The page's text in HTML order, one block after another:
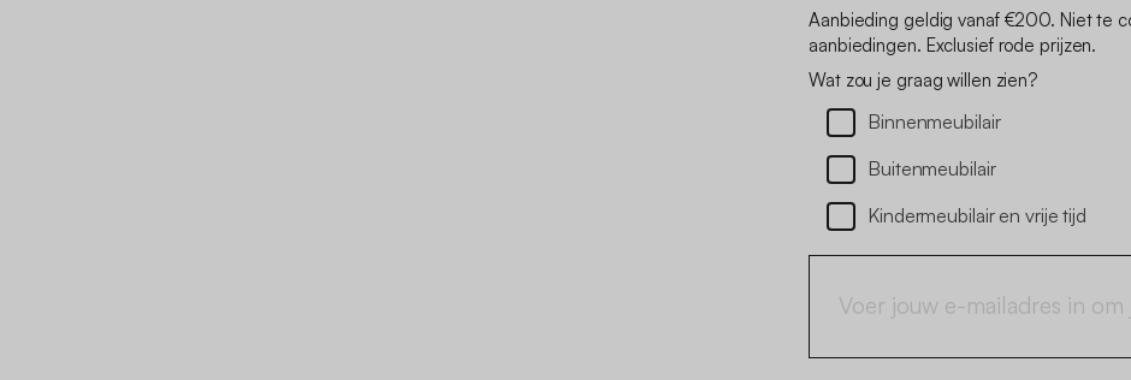
Aanbieding geldig vanaf €200. Niet te
aanbiedingen. Exclusief rode prijzen.
Wat zou je graag willen zien?
Binnenmeubilair
Buitenmeubilair
Kindermeubilair en vrije tijd